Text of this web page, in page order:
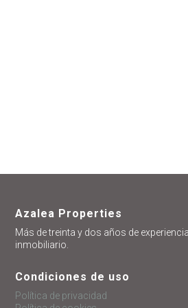
Azalea Properties
Más de treinta y dos años de
inmobiliario.
Condiciones de uso
Política de privacidad